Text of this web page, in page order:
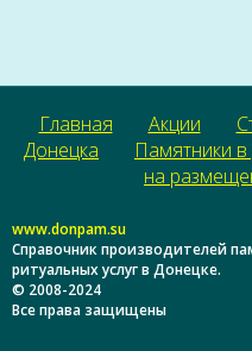
Главная Акции
Донецка
Памятники
на
www.donpam.su
Справочник производителей
ритуальных услуг в Донецке.
© 2008-2024
Все права защищены